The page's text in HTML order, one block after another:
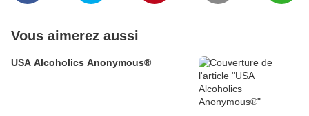
Vous aimerez aussi
USA Alcoholics Anonymous®